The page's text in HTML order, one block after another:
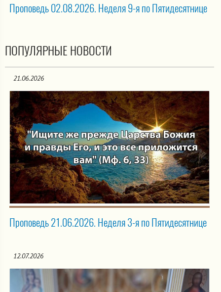
Проповедь 02.08.2026. Неделя 9-я по Пятидесятнице
ПОПУЛЯРНЫЕ НОВОСТИ
21.06.2026
Проповедь 21.06.2026. Неделя 3-я по Пятидесятнице
12.07.2026